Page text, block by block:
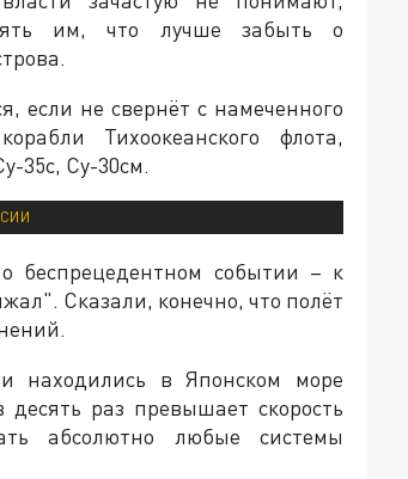
им, что лучше забыть о
если не свернёт с намеченного
Тихоокеанского флота,
35с, Су-30см.
о беспрецедентном событии – к
Сказали, конечно, что полёт
находились в Японском море
раз превышает скорость
абсолютно любые системы